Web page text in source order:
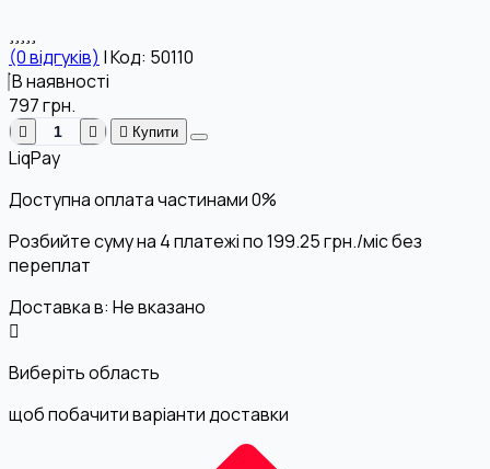
(0 відгуків) |Код: 50110
В наявності
797грн.
Купити
LiqPay
Доступна оплата частинами0%
Розбийте суму на 4 платежі по199.25грн./міс без
переплат
Доставка в: Не вказано
Виберіть область
щоб побачити варіанти доставки